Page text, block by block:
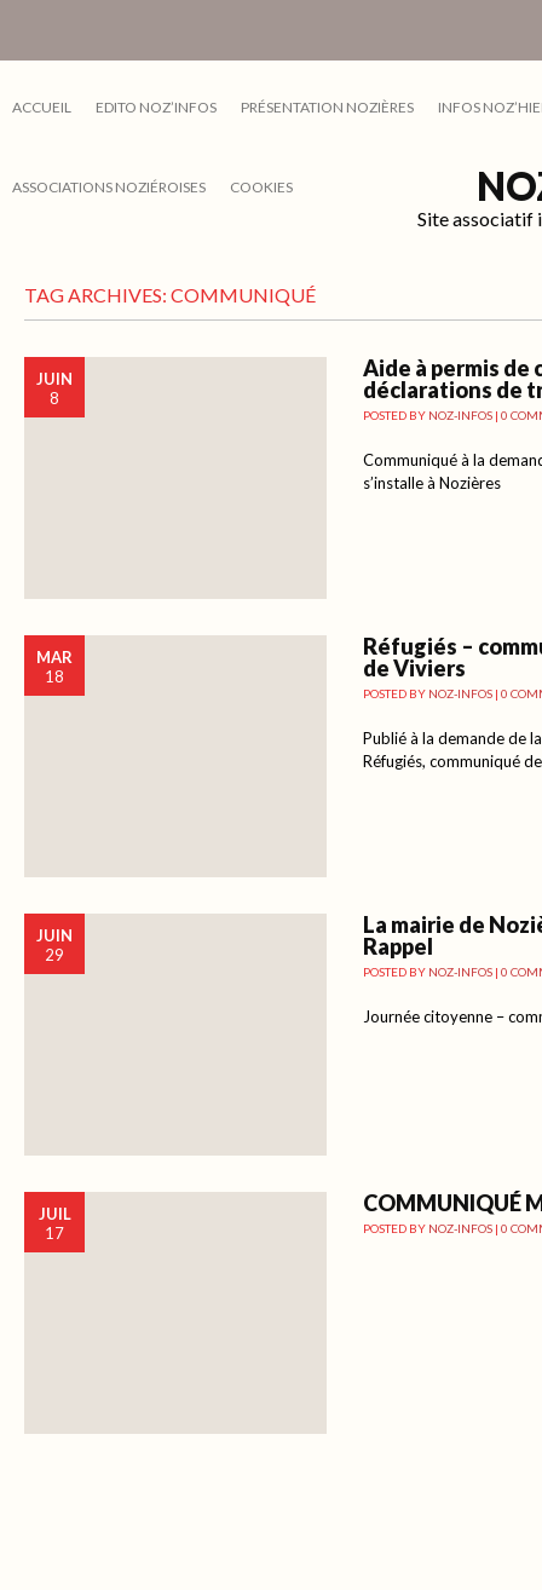
ACCUEIL EDITO NOZ’INFOS PRÉSENTATION NOZIÈRES INFOS
ASSOCIATIONS NOZIÉROISES COOKIES
Site associatif
TAG ARCHIVES: COMMUNIQUÉ
JUIN
8
Aide à permis de
déclarations de
POSTED BY NOZ-INFOS | 0
Communiqué à la
s’installe à Nozières
MAR
18
Réfugiés –
de Viviers
POSTED BY NOZ-INFOS | 0
Publié à la demande de
Réfugiés, communiqué
JUIN
29
La mairie de
Rappel
POSTED BY NOZ-INFOS | 0
Journée citoyenne –
JUIL
17
COMMUNIQUÉ
POSTED BY NOZ-INFOS | 0